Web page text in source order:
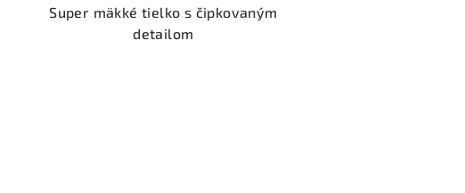
Super mäkké tielko s čipkovaným
detailom